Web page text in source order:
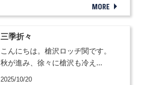
MORE
三季折々
こんにちは。槍沢ロッヂ関です。
秋が進み、徐々に槍沢も冷え...
2025/10/20